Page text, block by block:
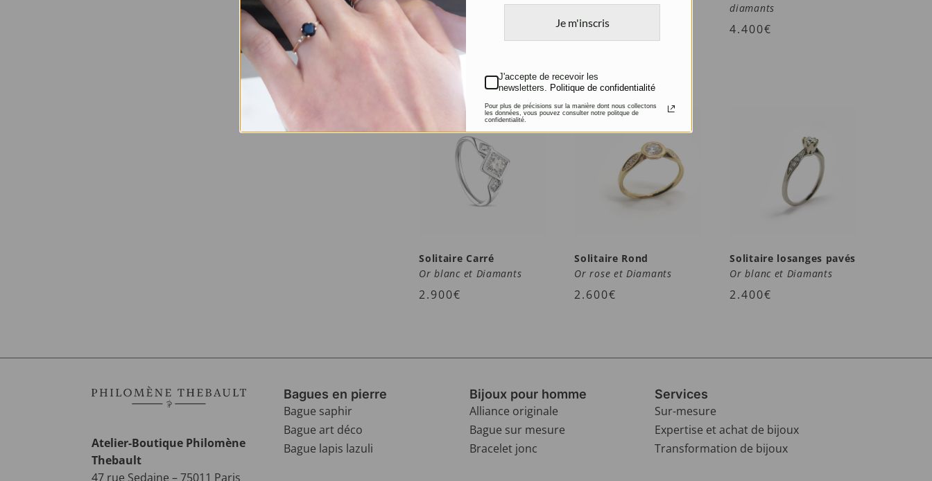
Diamants
1.100
Or blanc, Saphir et
Diamants
3.400€
diamants
4.400€
Solitaire Carré
Or blanc et Diamants
2.900€
Solitaire Rond
Or rose et Diamants
2.600€
Solitaire losanges pavés
Or blanc et Diamants
2.400€
Atelier-Boutique Philomène
Thebault
47 rue Sedaine – 75011 Paris
Bagues en pierre
Bague saphir
Bague art déco
Bague lapis lazuli
Bijoux pour homme
Alliance originale
Bague sur mesure
Bracelet jonc
Services
Sur-mesure
Expertise et achat de bijoux
Transformation de bijoux
Je m'inscris
J'accepte de recevoir les
newsletters. Politique de confidentialité
Pour plus de précisions sur la manière dont nous collectons
les données, vous pouvez consulter notre politque de
confidentialité.